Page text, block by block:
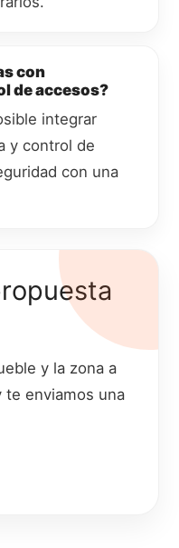
con
de accesos?
integrar
y control de
con una
y la zona a
te enviamos una